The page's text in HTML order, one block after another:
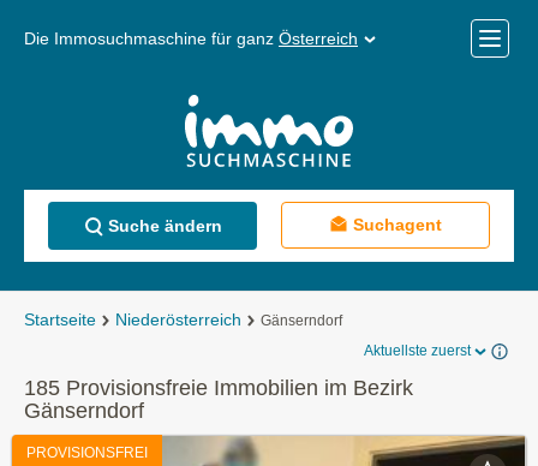
Die Immosuchmaschine für ganz Österreich
Menü
Suche ändern Suchagent
Startseite Niederösterreich
Gänserndorf
Aktuellste zuerst
185 Provisionsfreie Immobilien im Bezirk
Gänserndorf
PROVISIONSFREI